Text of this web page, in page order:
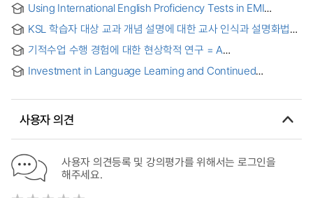
short course therapy of cyclosporin A in cardiac allografts
in rat
Using International English Proficiency Tests in EMI
Contexts: A Comparison of Tasks and Student
Performance on TOEFL iBT Writing Tasks and Course
Assignments in Korean Universities [electronic resource]
KSL 학습자 대상 교과 개념 설명에 대한 교사 인식과 설명화법
양상 연구 = A Study on The Teachers' Perception and
Aspects of Explanation for Course Content Concepts in
KSL Classrooms
기적수업 수행 경험에 대한 현상학적 연구 = A
Practice of A Course in Miracles
Investment in Language Learning and Continued
사용자 의견
사용자 의견등록 및 강의평가를 위해서는 로그인을
해주세요.